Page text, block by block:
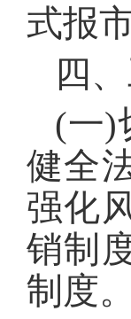
式报
四
(一)
健全
强化
销制
制度。